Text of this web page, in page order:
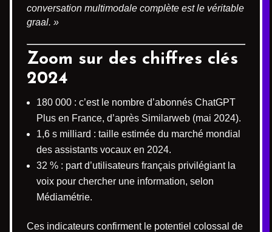
conversation multimodale complète est le véritable
graal. »
Zoom sur des chiffres clés
2024
180 000 : c’est le nombre d’abonnés ChatGPT
Plus en France, d’après Similarweb (mai 2024).
1,6 s milliard : taille estimée du marché mondial
des assistants vocaux en 2024.
32 % : part d’utilisateurs français privilégiant la
voix pour chercher une information, selon
Médiamétrie.
Ces indicateurs confirment le potentiel colossal de